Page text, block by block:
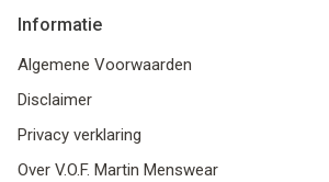
Informatie
Algemene Voorwaarden
Disclaimer
Privacy verklaring
Over V.O.F. Martin Menswear